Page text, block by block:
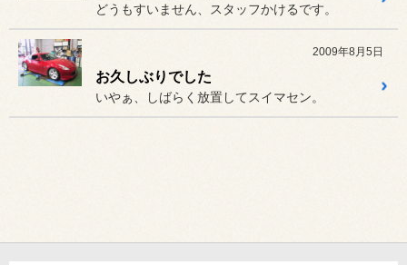
どうもすいません、スタッフかけるです。
2009年8月5日
お久しぶりでした
いやぁ、しばらく放置してスイマセン。